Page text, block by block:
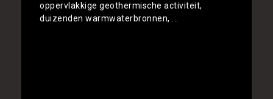
oppervlakkige geothermische activiteit,
duizenden warmwaterbronnen, ...